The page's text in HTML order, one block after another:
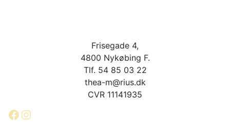
Frisegade 4,
4800 Nykøbing F.
Tlf. 54 85 03 22
thea-m@rius.dk
CVR 11141935
Facebook
Instagram